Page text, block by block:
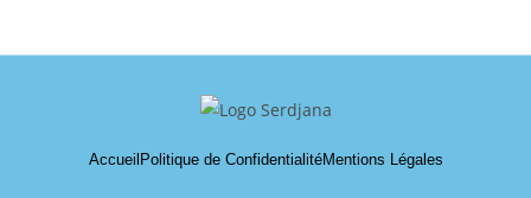
Accueil Politique de ConfidentialitéMentions Légales